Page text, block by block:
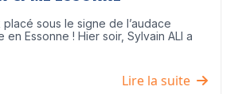
sous le signe de l’audace
Essonne ! Hier soir, Sylvain ALI a
Lire la suite